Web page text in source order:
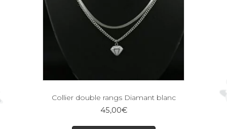
Collier double rangs Diamant blanc
45,00€